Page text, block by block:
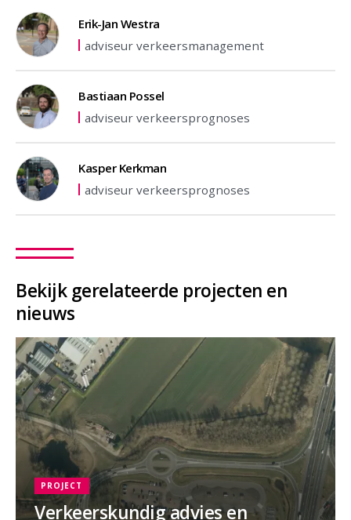
Erik-Jan Westra
adviseur verkeersmanagement
Bastiaan Possel
adviseur verkeersprognoses
Kasper Kerkman
adviseur verkeersprognoses
Bekijk gerelateerde projecten en
nieuws
Verkeerskundig advies en
PROJECT